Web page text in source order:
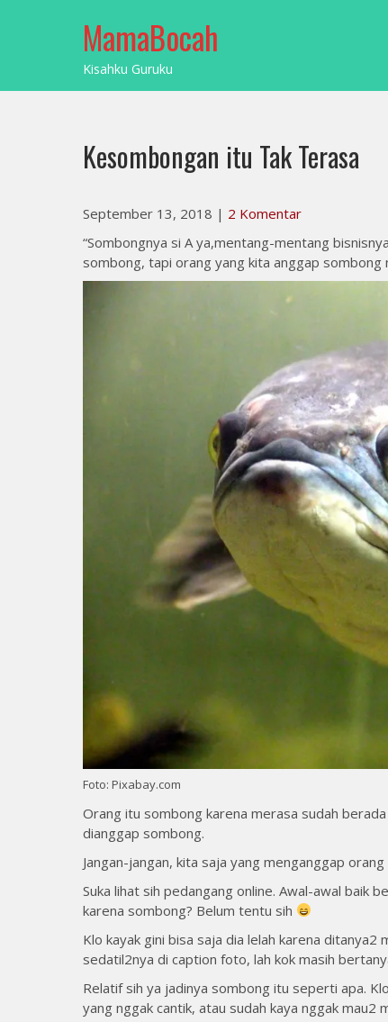
MamaBocah
Kisahku Guruku
Kesombongan itu Tak Terasa
September 13, 2018 | 2 Komentar
“Sombongnya si A ya,mentang-mentang
sombong, tapi orang yang kita anggap sombong
Foto: Pixabay.com
Orang itu sombong karena merasa sudah
dianggap sombong.
Jangan-jangan, kita saja yang menganggap
Suka lihat sih pedangang online. Awal-awal baik
karena sombong? Belum tentu sih
Klo kayak gini bisa saja dia lelah karena ditanya2
sedatil2nya di caption foto, lah kok masih
Relatif sih ya jadinya sombong itu seperti apa.
yang nggak cantik, atau sudah kaya nggak mau2